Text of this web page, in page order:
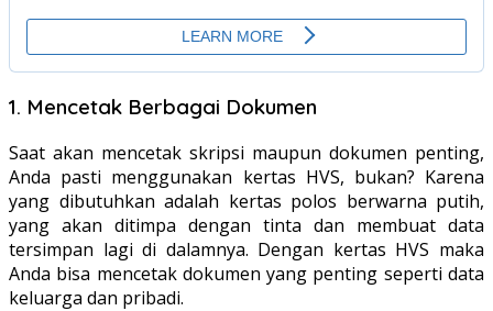
1. Mencetak Berbagai Dokumen
Saat akan mencetak skripsi maupun dokumen penting,
Anda pasti menggunakan kertas HVS, bukan? Karena
yang dibutuhkan adalah kertas polos berwarna putih,
yang akan ditimpa dengan tinta dan membuat data
tersimpan lagi di dalamnya. Dengan kertas HVS maka
Anda bisa mencetak dokumen yang penting seperti data
keluarga dan pribadi.